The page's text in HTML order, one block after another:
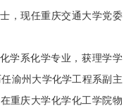
，现任重庆交通大学党委
学系化学专业，获理学学
渝州大学化学工程系副主
重庆大学化学化工学院物